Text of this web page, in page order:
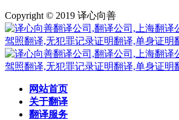
Copyright © 2019 译心向善
网站首页
关于翻译
翻译服务